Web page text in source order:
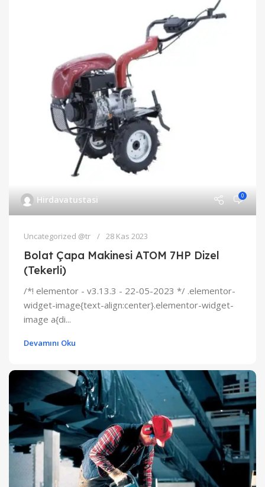
Hirdavatustasi 0
Uncategorized @tr 28 Kas 2023
Bolat Çapa Makinesi ATOM 7HP Dizel
(Tekerli)
/*! elementor - v3.13.3 - 22-05-2023 */ .elementor-
widget-image{text-align:center}.elementor-widget-
image a{di...
Devamını Oku